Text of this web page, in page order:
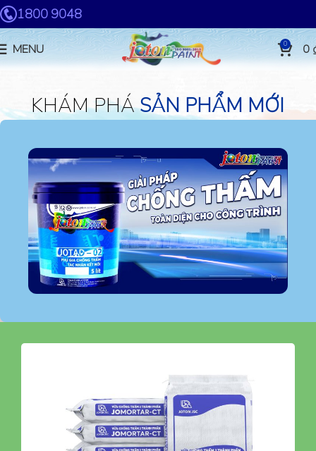
1800 9048
MENU 0 0
KHÁM PHÁSẢN PHẨM MỚI